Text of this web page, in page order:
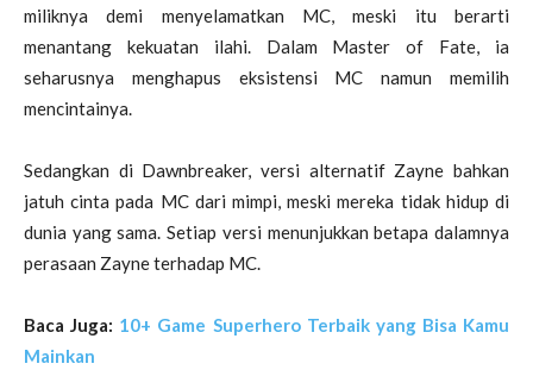
miliknya demi menyelamatkan MC, meski itu berarti
menantang kekuatan ilahi. Dalam Master of Fate, ia
seharusnya menghapus eksistensi MC namun memilih
mencintainya.
Sedangkan di Dawnbreaker, versi alternatif Zayne bahkan
jatuh cinta pada MC dari mimpi, meski mereka tidak hidup di
dunia yang sama. Setiap versi menunjukkan betapa dalamnya
perasaan Zayne terhadap MC.
Baca Juga: 10+ Game Superhero Terbaik yang Bisa Kamu
Mainkan